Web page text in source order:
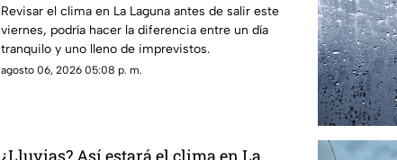
Revisar el clima en La Laguna antes de salir este
viernes, podría hacer la diferencia entre un día
tranquilo y uno lleno de imprevistos.
agosto 06, 2026 05:08 p. m.
¿Lluvias? Así estará el clima en La